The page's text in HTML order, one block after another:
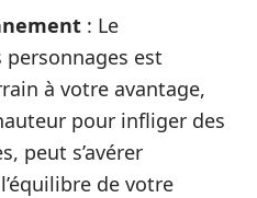
: Le
est
à votre avantage,
pour infliger des
peut s’avérer
de votre